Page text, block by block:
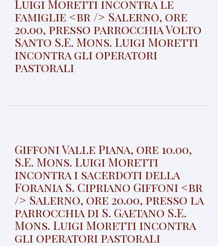
Luigi Moretti incontra le
famiglie <br /> Salerno, ore
20.00, presso parrocchia Volto
Santo S.E. Mons. Luigi Moretti
incontra gli operatori
pastorali
Giffoni Valle Piana, ore 10.00,
S.E. Mons. Luigi Moretti
incontra i sacerdoti della
Forania S. Cipriano Giffoni <br
/> Salerno, ore 20.00, presso la
parrocchia di S. Gaetano S.E.
Mons. Luigi Moretti incontra
gli operatori pastorali